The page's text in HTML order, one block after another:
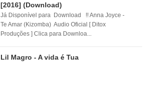
[2016] (Download)
Já Disponível para Download !! Anna Joyce -
Te Amar (Kizomba) Audio Oficial [ Ditox
Produções ] Clica para Downloa...
Lil Magro - A vida é Tua